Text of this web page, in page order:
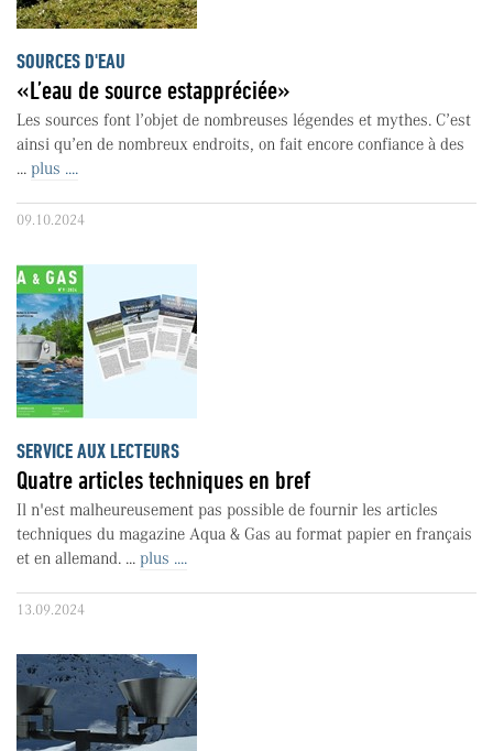
SOURCES D'EAU
«L’eau de source estappréciée»
Les sources font l’objet de nombreuses légendes et mythes. C’est
ainsi qu’en de nombreux endroits, on fait encore confiance à des
... plus ....
09.10.2024
SERVICE AUX LECTEURS
Quatre articles techniques en bref
Il n'est malheureusement pas possible de fournir les articles
techniques du magazine Aqua & Gas au format papier en français
et en allemand. ... plus ....
13.09.2024